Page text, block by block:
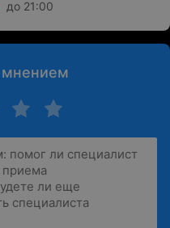
до 21:00
мнением